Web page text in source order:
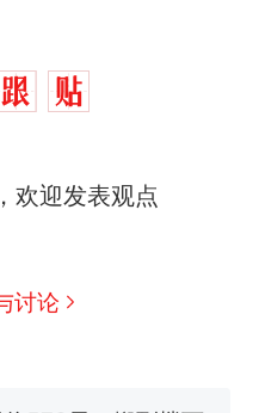
欢迎发表观点
讨论
价570元，搬到楼下